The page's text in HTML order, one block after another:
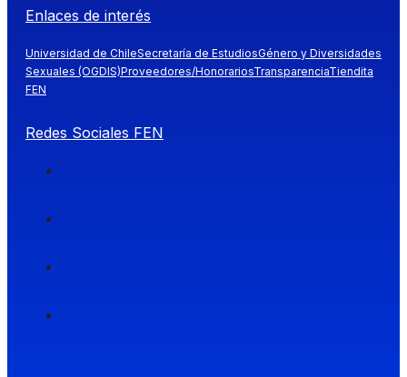
Enlaces de interés
Universidad de ChileSecretaría de EstudiosGénero y Diversidades
Sexuales (OGDIS)Proveedores/HonorariosTransparenciaTiendita
FEN
Redes Sociales FEN